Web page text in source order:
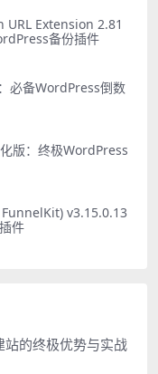
Extension 2.81
备份插件
必备WordPress倒数
版：终极WordPress
v3.15.0.13
件
站的终极优势与实战